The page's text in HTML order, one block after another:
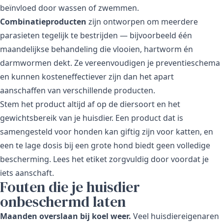
beïnvloed door wassen of zwemmen.
Combinatieproducten zijn ontworpen om meerdere
parasieten tegelijk te bestrijden — bijvoorbeeld één
maandelijkse behandeling die vlooien, hartworm én
darmwormen dekt. Ze vereenvoudigen je preventieschema
en kunnen kosteneffectiever zijn dan het apart
aanschaffen van verschillende producten.
Stem het product altijd af op de diersoort en het
gewichtsbereik van je huisdier. Een product dat is
samengesteld voor honden kan giftig zijn voor katten, en
een te lage dosis bij een grote hond biedt geen volledige
bescherming. Lees het etiket zorgvuldig door voordat je
iets aanschaft.
Fouten die je huisdier
onbeschermd laten
Maanden overslaan bij koel weer. Veel huisdiereigenaren